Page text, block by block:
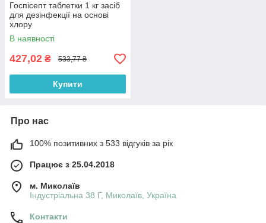
Госпісепт таблетки 1 кг засіб
для дезінфекції на основі
хлору
В наявності
427,02 ₴ 533,77 ₴
Купити
Про нас
100% позитивних з 533 відгуків за рік
Працює з 25.04.2018
м. Миколаїв
Індустріальна 38 Г, Миколаїв, Україна
Контакти